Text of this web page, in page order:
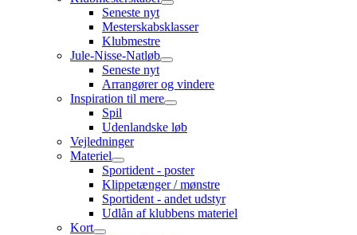
Seneste nyt
Mesterskabsklasser
Klubmestre
Jule-Nisse-Natløb
Seneste nyt
Arrangører og vindere
Inspiration til mere
Spil
Udenlandske løb
Vejledninger
Materiel
Sportident - poster
Klippetænger / mønstre
Sportident - andet udstyr
Udlån af klubbens materiel
Kort